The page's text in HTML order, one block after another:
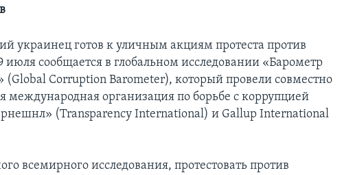
украинец готов к уличным акциям протеста против
июля сообщается в глобальном исследовании «Барометр
Corruption Barometer), который провели совместно
международная организация по борьбе с коррупцией
(Transparency International) и Gallup International
всемирного исследования, протестовать против